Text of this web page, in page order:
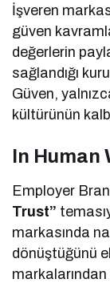
İşveren
güven
değerlerin
sağlandığı
Güven,
kültürünün
In Human
Employer
Trust”
markasında
dönüştüğünü